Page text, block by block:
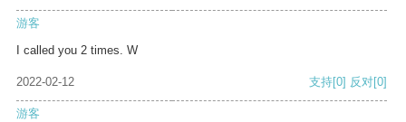
游客
I called you 2 times. W
2022-02-12 支持[0] 反对[0]
游客